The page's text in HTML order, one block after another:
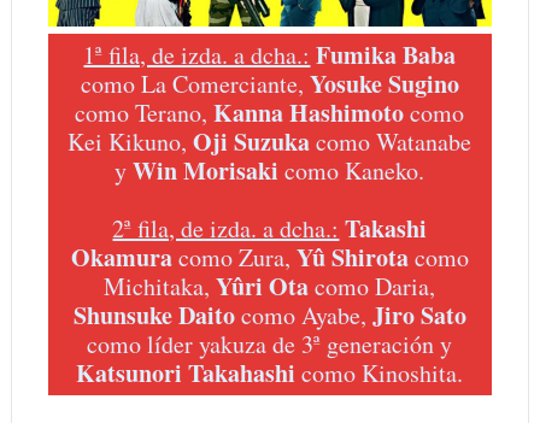
1ª fila, de izda. a dcha.: Fumika Baba
como La Comerciante, Yosuke Sugino
como Terano,Kanna Hashimotocomo
Kei Kikuno,Oji Suzukacomo Watanabe
yWin Morisaki como Kaneko.
2ª fila, de izda. a dcha.: Takashi
Okamuracomo Zura, Yû Shirotacomo
Michitaka,Yûri Otacomo Daria,
Shunsuke Daitocomo Ayabe, Jiro Sato
como líder yakuza de 3ª generación y
Katsunori Takahashi como Kinoshita.